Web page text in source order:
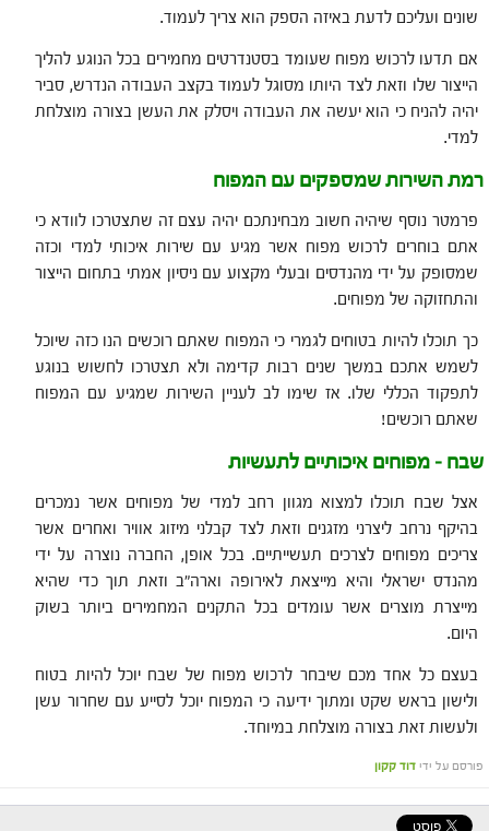
שונים ועליכם לדעת באיזה הספק הוא צריך לעמוד.
אם תדעו לרכוש מפוח שעומד בסטנדרטים מחמירים בכל הנוגע להליך
הייצור שלו וזאת לצד היותו מסוגל לעמוד בקצב העבודה הנדרש, סביר
יהיה להניח כי הוא יעשה את העבודה ויסלק את העשן בצורה מוצלחת
למדי.
רמת השירות שמספקים עם המפוח
פרמטר נוסף שיהיה חשוב מבחינתכם יהיה עצם זה שתצטרכו לוודא כי
אתם בוחרים לרכוש מפוח אשר מגיע עם שירות איכותי למדי וכזה
שמסופק על ידי מהנדסים ובעלי מקצוע עם ניסיון אמתי בתחום הייצור
והתחזוקה של מפוחים.
כך תוכלו להיות בטוחים לגמרי כי המפוח שאתם רוכשים הנו כזה שיוכל
לשמש אתכם במשך שנים רבות קדימה ולא תצטרכו לחשוש בנוגע
לתפקוד הכללי שלו. אז שימו לב לעניין השירות שמגיע עם המפוח
שאתם רוכשים!
שבח – מפוחים איכותיים לתעשיות
אצל שבח תוכלו למצוא מגוון רחב למדי של מפוחים אשר נמכרים
בהיקף נרחב ליצרני מזגנים וזאת לצד קבלני מיזוג אוויר ואחרים אשר
צריכים מפוחים לצרכים תעשייתיים. בכל אופן, החברה נוצרה על ידי
מהנדס ישראלי והיא מייצאת לאירופה וארה״ב וזאת תוך כדי שהיא
מייצרת מוצרים אשר עומדים בכל התקנים המחמירים ביותר בשוק
היום.
בעצם כל אחד מכם שיבחר לרכוש מפוח של שבח יוכל להיות בטוח
ולישון בראש שקט ומתוך ידיעה כי המפוח יוכל לסייע עם שחרור עשן
ולעשות זאת בצורה מוצלחת במיוחד.
פורסם על ידי דוד קקון